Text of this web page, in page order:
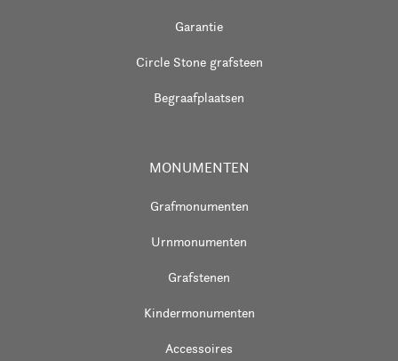
Garantie
Circle Stone grafsteen
Begraafplaatsen
MONUMENTEN
Grafmonumenten
Urnmonumenten
Grafstenen
Kindermonumenten
Accessoires